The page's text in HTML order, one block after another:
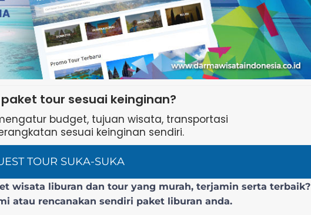
tour sesuai keinginan?
budget, tujuan wisata, transportasi
sesuai keinginan sendiri.
TOUR SUKA-SUKA
wisata liburan dan tour yang murah, terjamin serta terbaik?
atau rencanakan sendiri paket liburan anda.